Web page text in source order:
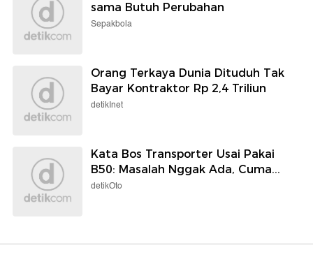
sama Butuh Perubahan
Sepakbola
Orang Terkaya Dunia Dituduh Tak
Bayar Kontraktor Rp 2,4 Triliun
detikInet
Kata Bos Transporter Usai Pakai
B50: Masalah Nggak Ada, Cuma...
detikOto